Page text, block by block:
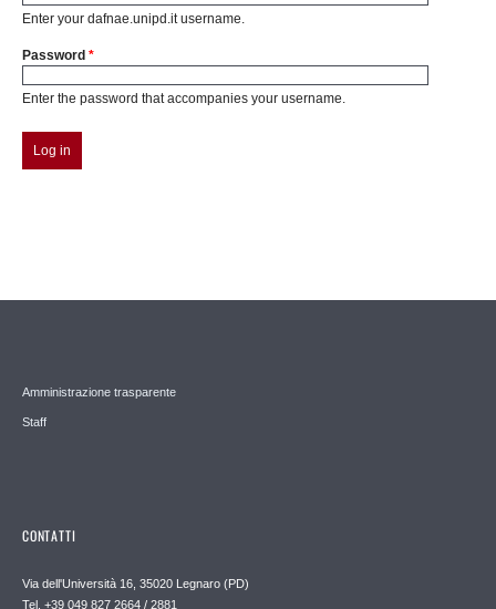
Enter your dafnae.unipd.it username.
Password *
Enter the password that accompanies your username.
Amministrazione trasparente
Staff
CONTATTI
Via dell'Università 16, 35020 Legnaro (PD)
Tel. +39 049 827 2664 / 2881